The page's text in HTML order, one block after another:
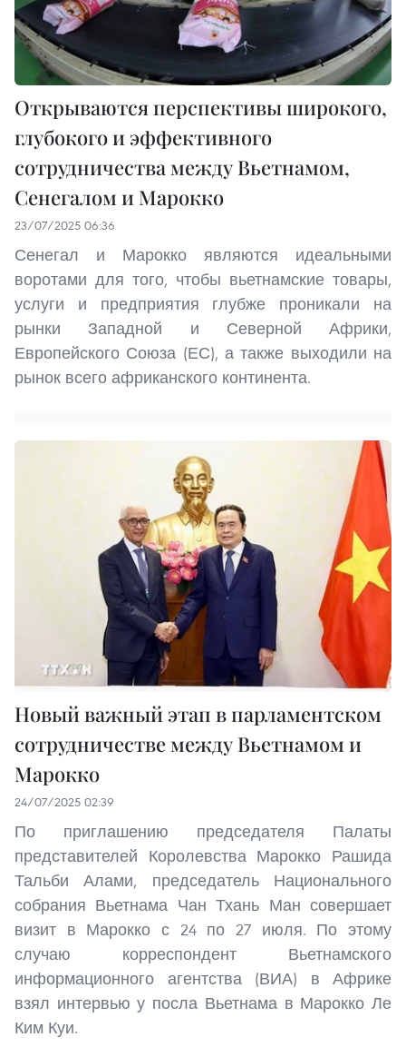
Открываются перспективы широкого,
глубокого и эффективного
сотрудничества между Вьетнамом,
Сенегалом и Марокко
23/07/2025 06:36
Сенегал и Марокко являются идеальными
воротами для того, чтобы вьетнамские товары,
услуги и предприятия глубже проникали на
рынки Западной и Северной Африки,
Европейского Союза (ЕС), а также выходили на
рынок всего африканского континента.
Новый важный этап в парламентском
сотрудничестве между Вьетнамом и
Марокко
24/07/2025 02:39
По приглашению председателя Палаты
представителей Королевства Марокко Рашида
Тальби Алами, председатель Национального
собрания Вьетнама Чан Тхань Ман совершает
визит в Марокко с 24 по 27 июля. По этому
случаю корреспондент Вьетнамского
информационного агентства (ВИА) в Африке
взял интервью у посла Вьетнама в Марокко Ле
Ким Куи.